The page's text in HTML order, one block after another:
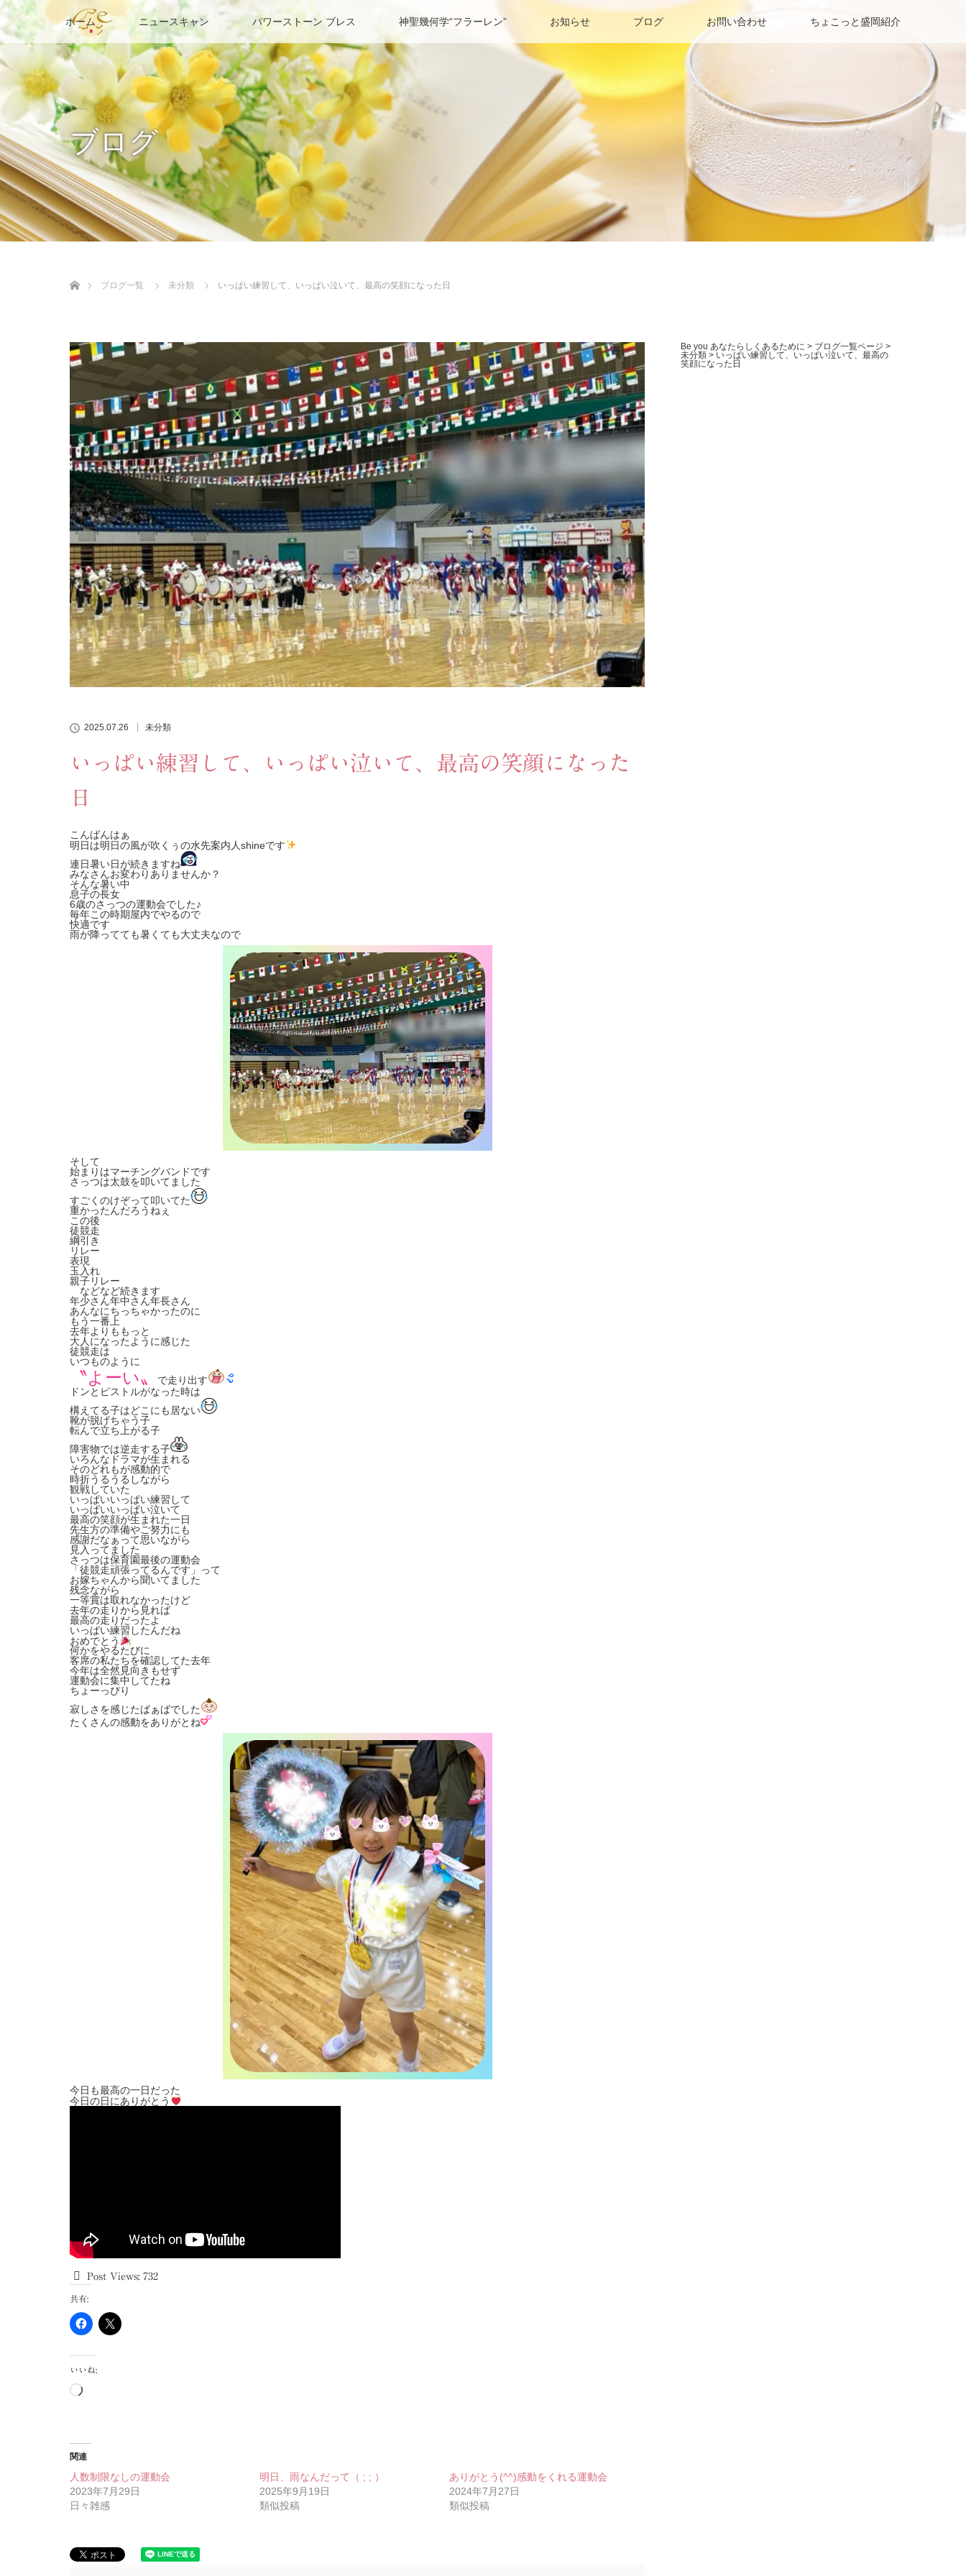
ホーム ニュースキャン パワーストーン ブレス 神聖幾何学“フラーレン” お知らせ ブログ お問い合わせ ちょこっと盛岡紹介
ブログ
ブログ一覧
未分類 いっぱい練習して、いっぱい泣いて、最高の笑顔になった日
2025.07.26 未分類
いっぱい練習して、いっぱい泣いて、最高の笑顔になった
日
こんばんはぁ
明日は明日の風が吹くぅの水先案内人shineです
連日暑い日が続きますね
みなさんお変わりありませんか？
そんな暑い中
息子の長女
6歳のさっつの運動会でした♪
毎年この時期屋内でやるので
快適です
雨が降ってても暑くても大丈夫なので
そして
始まりはマーチングバンドです
さっつは太鼓を叩いてました
すごくのけぞって叩いてた
重かったんだろうねぇ
この後
徒競走
綱引き
リレー
表現
玉入れ
親子リレー
などなど続きます
年少さん年中さん年長さん
あんなにちっちゃかったのに
もう一番上
去年よりももっと
大人になったように感じた
徒競走は
いつものように
〝よーい〟
で走り出す
ドンとピストルがなった時は
構えてる子はどこにも居ない
靴が脱げちゃう子
転んで立ち上がる子
障害物では逆走する子
いろんなドラマが生まれる
そのどれもが感動的で
時折うるうるしながら
観戦していた
いっぱいいっぱい練習して
いっぱいいっぱい泣いて
最高の笑顔が生まれた一日
先生方の準備やご努力にも
感謝だなぁって思いながら
見入ってました
さっつは保育園最後の運動会
「徒競走頑張ってるんです」って
お嫁ちゃんから聞いてました
残念ながら
一等賞は取れなかったけど
去年の走りから見れば
最高の走りだったよ
いっぱい練習したんだね
おめでとう
何かをやるたびに
客席の私たちを確認してた去年
今年は全然見向きもせず
運動会に集中してたね
ちょーっぴり
寂しさを感じたばぁばでした
たくさんの感動をありがとね
今日も最高の一日だった
今日の日にありがとう
Post Views: 732
共有:
いいね:
読
関連
人数制限なしの運動会
2023年7月29日
日々雑感
明日、雨なんだって（ ; ; ）
2025年9月19日
類似投稿
ありがとう(^^)感動をくれる運動会
2024年7月27日
類似投稿
Be you あなたらしくあるために > ブログ一覧ページ >
未分類 > いっぱい練習して、いっぱい泣いて、最高の
笑顔になった日